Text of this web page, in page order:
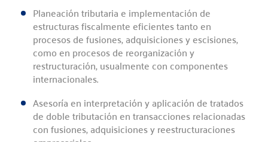
Planeación tributaria e implementación de
estructuras fiscalmente eficientes tanto en
procesos de fusiones, adquisiciones y escisiones,
como en procesos de reorganización y
restructuración, usualmente con componentes
internacionales.
Asesoría en interpretación y aplicación de tratados
de doble tributación en transacciones relacionadas
con fusiones, adquisiciones y reestructuraciones